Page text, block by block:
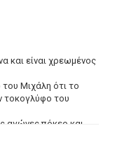
και είναι χρεωμένος
Μιχάλη ότι το
τοκογλύφο του
αγώνες πόκερ και
του.